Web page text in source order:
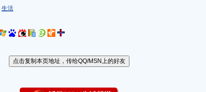
生活